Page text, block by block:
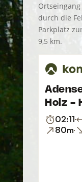
durch die
Parkplatz
9,5 km.